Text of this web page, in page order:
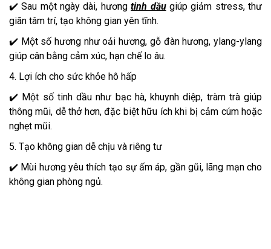
✔️ Sau một ngày dài, hươngtinh dầugiúp giảm stress, thư
giãn tâm trí, tạo không gian yên tĩnh.
✔️ Một số hương như oải hương, gỗ đàn hương, ylang-ylang
giúp cân bằng cảm xúc, hạn chế lo âu.
4. Lợi ích cho sức khỏe hô hấp
✔️ Một số tinh dầu như bạc hà, khuynh diệp, tràm trà giúp
thông mũi, dễ thở hơn, đặc biệt hữu ích khi bị cảm cúm hoặc
nghẹt mũi.
5. Tạo không gian dễ chịu và riêng tư
✔️ Mùi hương yêu thích tạo sự ấm áp, gần gũi, lãng mạn cho
không gian phòng ngủ.